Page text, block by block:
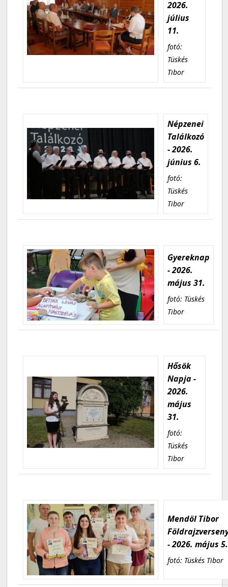
2026.
július
11.
fotó:
Tüskés
Tibor
Népzenei
Találkozó
- 2026.
június 6.
fotó:
Tüskés
Tibor
Gyereknap
- 2026.
május 31.
fotó: Tüskés
Tibor
Hősök
Napja -
2026.
május
31.
fotó:
Tüskés
Tibor
Mendöl Tibor
- 2026. május 5.
fotó: Tüskés Tibor